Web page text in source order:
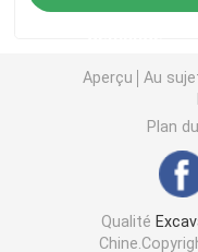
pièces de
Pièces de
Pompe d'injection
Aperçu Au
Plan
Qualité